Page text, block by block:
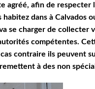
agréé, afin de respecter
dans à Calvados
se charger de collecter
compétentes.
contraire ils peuvent
à des non